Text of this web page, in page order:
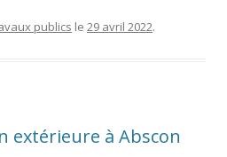
publics le 29 avril 2022.
extérieure à Abscon